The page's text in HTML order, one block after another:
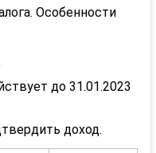
Особенности
до 31.01.2023
доход.